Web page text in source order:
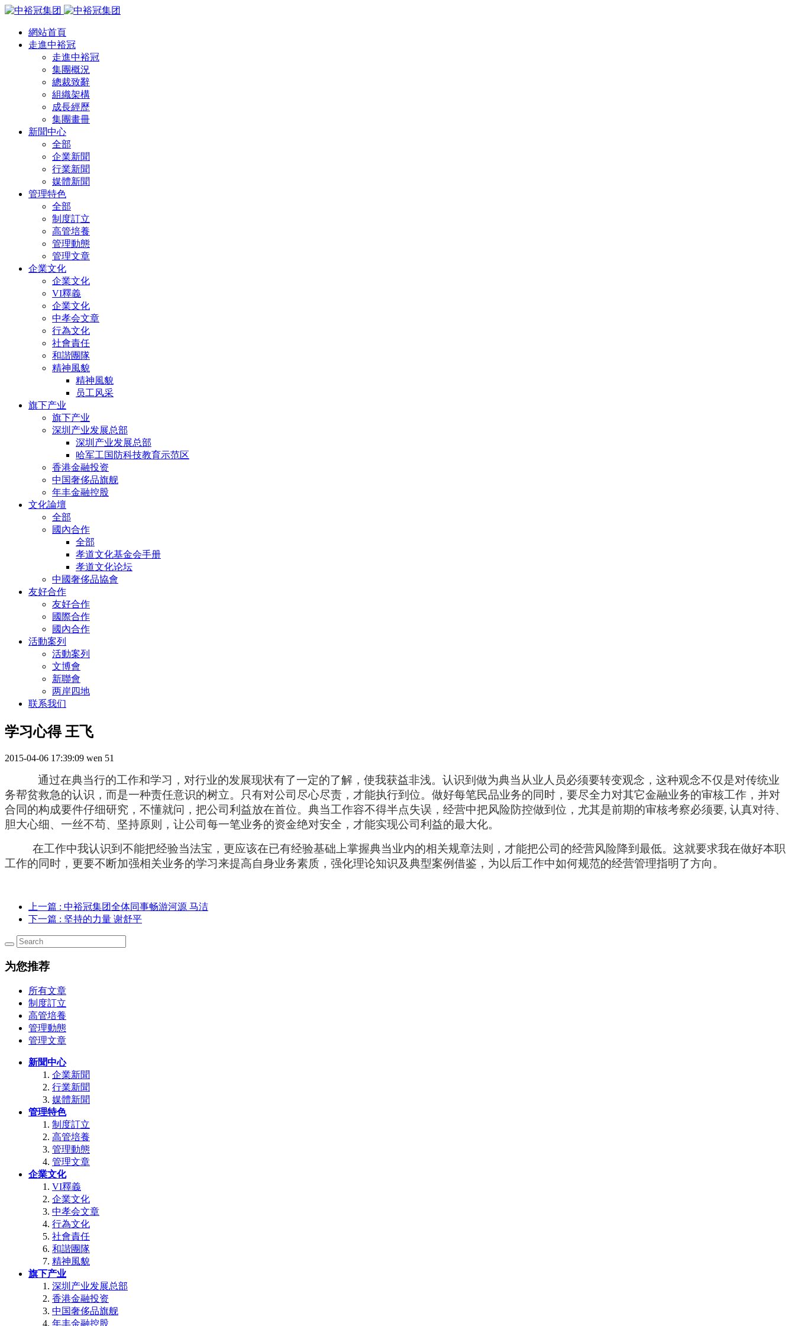
網站首頁
走進中裕冠
走進中裕冠
集團概況
總裁致辭
組織架構
成長經歷
集團畫冊
新聞中心
全部
企業新聞
行業新聞
媒體新聞
管理特色
全部
制度訂立
高管培養
管理動態
管理文章
企業文化
企業文化
VI釋義
企業文化
中孝会文章
行為文化
社會責任
和諧團隊
精神風貌
精神風貌
员工风采
旗下产业
旗下产业
深圳产业发展总部
深圳产业发展总部
哈军工国防科技教育示范区
香港金融投资
中国奢侈品旗舰
年丰金融控股
文化論壇
全部
國內合作
全部
孝道文化基金会手册
孝道文化论坛
中國奢侈品協會
友好合作
友好合作
國際合作
國內合作
活動案列
活動案列
文博會
新聯會
两岸四地
联系我们
学习心得 王飞
2015-04-06 17:39:09 wen 51
通过在典当行的工作和学习，对行业的发展现状有了一定的了解，使我获益非浅。认识到做为典当从业人员必须要转变观念，这种观念不仅是对传统业
务帮贫救急的认识，而是一种责任意识的树立。只有对公司尽心尽责，才能执行到位。做好每笔民品业务的同时，要尽全力对其它金融业务的审核工作，并对
合同的构成要件仔细研究，不懂就问，把公司利益放在首位。典当工作容不得半点失误， 经营中把风险防控做到位， 尤其是前期的审核考察必须要, 认真对待、
胆大心细、一丝不苟、坚持原则，让公司每一笔业务的资金绝对安全，才能实现公司利益的最大化。
在工作中我认识到不能把经验当法宝，更应该在已有经验基础上掌握典当业内的相关规章法则，才能把公司的经营风险降到最低。这就要求我在做好本职
工作的同时，更要不断加强相关业务的学习来提高自身业务素质，强化理论知识及典型案例借鉴，为以后工作中如何规范的经营管理指明了方向。
上一篇 : 中裕冠集团全体同事畅游河源 马洁
下一篇 : 坚持的力量 谢舒平
为您推荐
所有文章
制度訂立
高管培養
管理動態
管理文章
新聞中心
企業新聞
行業新聞
媒體新聞
管理特色
制度訂立
高管培養
管理動態
管理文章
企業文化
VI釋義
企業文化
中孝会文章
行為文化
社會責任
和諧團隊
精神風貌
旗下产业
深圳产业发展总部
香港金融投资
中国奢侈品旗舰
年丰金融控股